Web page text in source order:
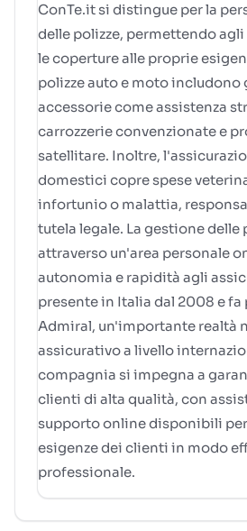
ConTe.it si distingue per la
delle polizze, permettendo
le coperture alle proprie
polizze auto e moto includono
accessorie come assistenza
carrozzerie convenzionate e
satellitare. Inoltre,
domestici copre spese
infortunio o malattia,
tutela legale. La gestione delle
attraverso un'area personale
autonomia e rapidità agli
presente in Italia dal 2008 e fa
Admiral, un'importante realtà
assicurativo a livello
compagnia si impegna a
clienti di alta qualità, con
supporto online disponibili
esigenze dei clienti in modo
professionale.